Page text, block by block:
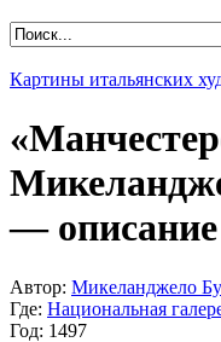
Картины итальянских
—
Автор: Микеланджело
Где: Национальная
Год: 1497